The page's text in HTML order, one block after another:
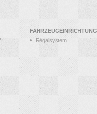
FAHRZEUGEINRICHTUNG
Regalsystem